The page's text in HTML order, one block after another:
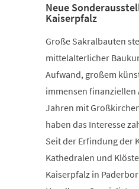
Neue
Kaiserpfalz
Große Sakralbauten
mittelalterlicher
Aufwand, großem
immensen finanziellen
Jahren mit
haben das Interesse
Seit der Erfindung der
Kathedralen und
Kaiserpfalz in